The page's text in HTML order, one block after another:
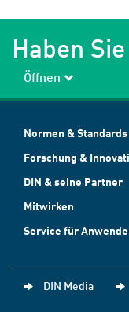
Haben
Öffnen
Normen & Standards
Forschung &
DIN & seine Partner
Mitwirken
Service für
DIN Media